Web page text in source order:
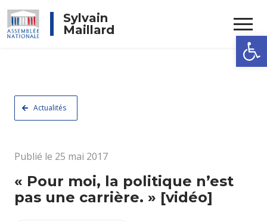
Ouvrir
Sylvain
Maillard
Actualités
Publié le 25 mai 2017
« Pour moi, la politique n’est
pas une carrière. » [vidéo]